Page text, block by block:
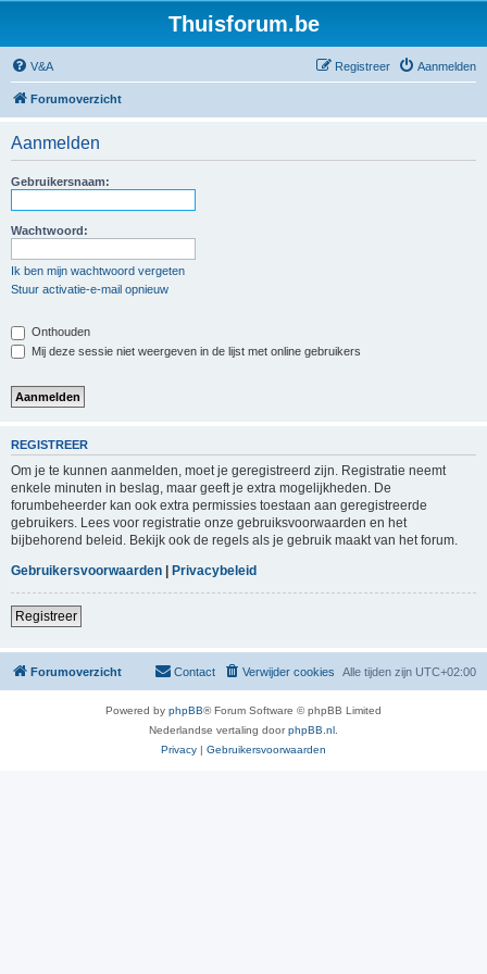
Thuisforum.be
V&A Aanmelden
Registreer
Forumoverzicht
Aanmelden
Gebruikersnaam:
Wachtwoord:
Ik ben mijn wachtwoord vergeten
Stuur activatie-e-mail opnieuw
Onthouden
Mij deze sessie niet weergeven in de lijst met online gebruikers
REGISTREER
Om je te kunnen aanmelden, moet je geregistreerd zijn. Registratie neemt
enkele minuten in beslag, maar geeft je extra mogelijkheden. De
forumbeheerder kan ook extra permissies toestaan aan geregistreerde
gebruikers. Lees voor registratie onze gebruiksvoorwaarden en het
bijbehorend beleid. Bekijk ook de regels als je gebruik maakt van het forum.
Gebruikersvoorwaarden | Privacybeleid
Registreer
Forumoverzicht Alle tijden zijn UTC+02:00
Verwijder cookies
Contact
Powered by phpBB® Forum Software © phpBB Limited
Nederlandse vertaling doorphpBB.nl
Privacy | Gebruikersvoorwaarden